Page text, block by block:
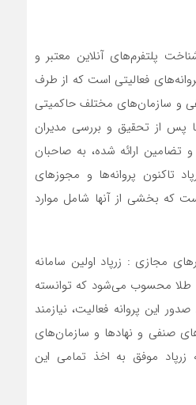
پلتفرم‌های آنلاین معتبر و
فعالیتی است که از طرف
و سازمان‌های مختلف حاکمیتی
پس از تحقیق و بررسی مدیران
و تضامین ارائه شده، به صاحبان
تاکنون پروانه‌ها و مجوزهای
که بخشی از آنها شامل موارد
مجازی : زرپاد اولین سامانه
طلا محسوب می‌شود که توانسته
این پروانه فعالیت، نیازمند
صنفی و نهادها و سازمان‌های
موفق به اخذ تمامی این